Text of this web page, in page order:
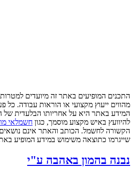
התכנים המופיעים באתר זה מיועדים
מהווים ייעוץ מקצועי או הוראות עבודה.
המידע באתר היא על אחריותו הבלעדית
להיוועץ באיש מקצוע מוסמך, כגון חשמלאי
הקשורה לחשמל. הכותב והאתר אינם נושאים
שייגרמו כתוצאה משימוש במידע המופיע
נבנה בהמון באהבה ע"י